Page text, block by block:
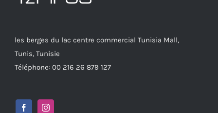
les berges du lac centre commercial Tunisia Mall,
Tunis, Tunisie
Téléphone: 00 216 26 879 127